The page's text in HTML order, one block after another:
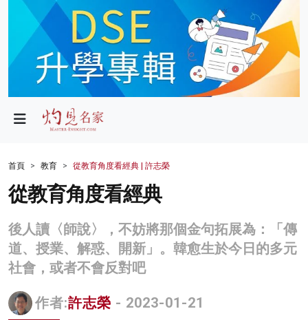
政局
財經
生活
商業
科技
影片
首頁 教育 從教育角度看經典 | 許志榮
從教育角度看經典
後人讀〈師說〉，不妨將那個金句拓展為：「傳
道、授業、解惑、開新」。韓愈生於今日的多元
社會，或者不會反對吧
作者:許志榮 - 2023-01-21